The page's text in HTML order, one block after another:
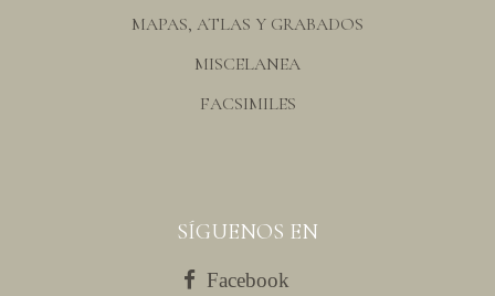
MAPAS, ATLAS Y GRABADOS
MISCELANEA
FACSIMILES
SÍGUENOS EN
Facebook